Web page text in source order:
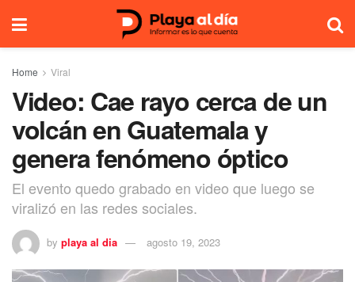
Home Viral
Video: Cae rayo cerca de un
volcán en Guatemala y
genera fenómeno óptico
El evento quedo grabado en video que luego se
viralizó en las redes sociales.
by playa al dia agosto 19, 2023